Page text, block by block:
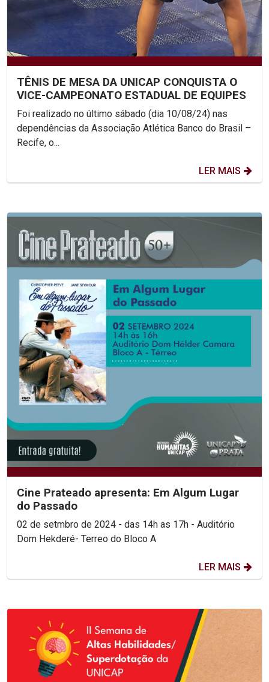
TÊNIS DE MESA DA UNICAP CONQUISTA O
VICE-CAMPEONATO ESTADUAL DE EQUIPES
Foi realizado no último sábado (dia 10/08/24) nas
dependências da Associação Atlética Banco do Brasil –
Recife, o...
LER MAIS
Cine Prateado apresenta: Em Algum Lugar
do Passado
02 de setmbro de 2024 - das 14h as 17h - Auditório
LER MAIS